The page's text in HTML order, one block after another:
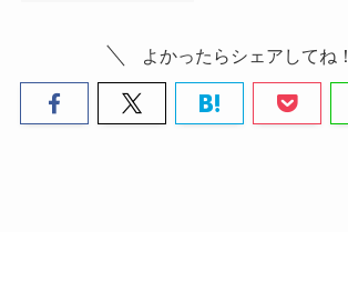
よかったらシェアしてね！